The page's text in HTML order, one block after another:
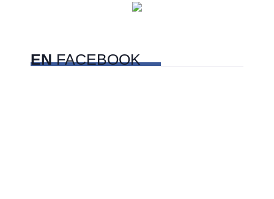
Sonora
ENFACEBOOK